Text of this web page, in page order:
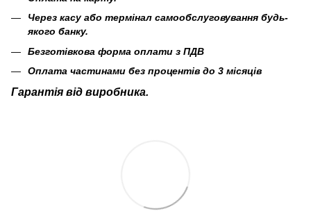
Через касу або термінал самообслуговування будь-
якого банку.
Безготівкова форма оплати з ПДВ
Оплата частинами без процентів до 3 місяців
Гарантія від виробника.